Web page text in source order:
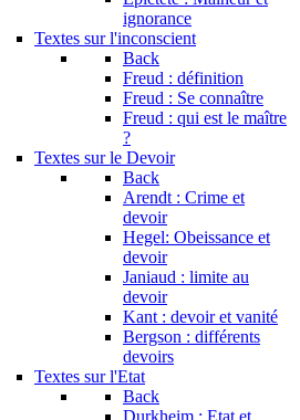
ignorance
Textes sur l'inconscient
Back
Freud : définition
Freud : Se connaître
Freud : qui est le maître
?
Textes sur le Devoir
Back
Arendt : Crime et
devoir
Hegel: Obeissance et
devoir
Janiaud : limite au
devoir
Kant : devoir et vanité
Bergson : différents
devoirs
Textes sur l'Etat
Back
Durkheim : Etat et